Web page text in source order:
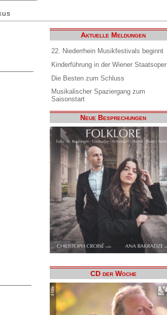
Aktuelle Meldungen
22. Niederrhein Musikfestivals beginnt
Kinderführung in der Wiener Staatsoper
Die Besten zum Schluss
Musikalischer Spaziergang zum
Saisonstart
Neue Besprechungen
CD der Woche